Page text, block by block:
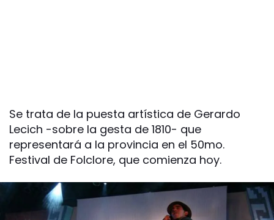
Se trata de la puesta artística de Gerardo
Lecich -sobre la gesta de 1810- que
representará a la provincia en el 50mo.
Festival de Folclore, que comienza hoy.